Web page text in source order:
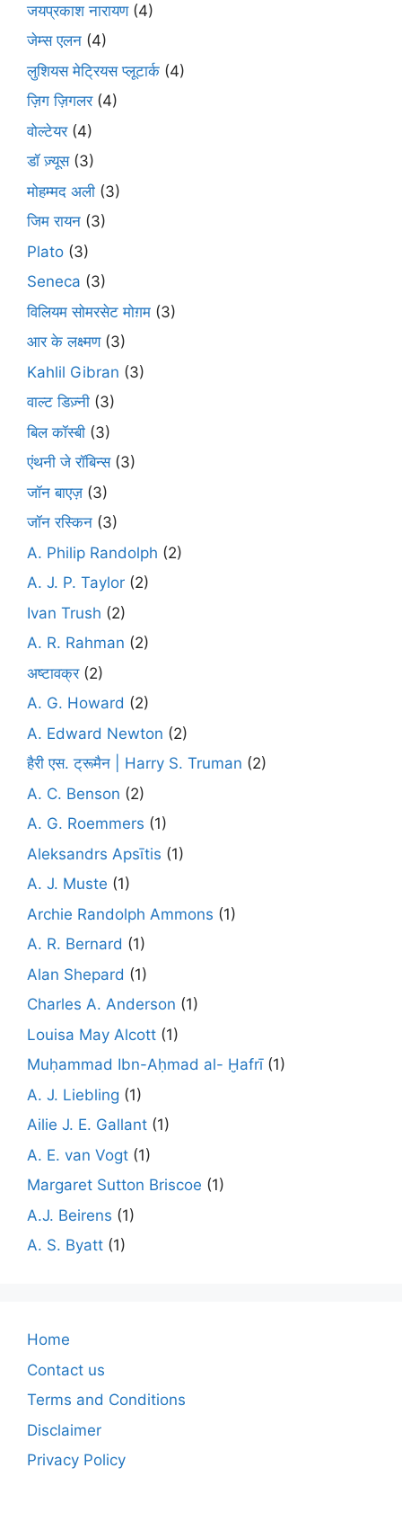
जयप्रकाश नारायण(4)
जेम्स एलन (4)
लुशियस मेट्रियस प्लूटार्क (4)
ज़िग ज़िगलर(4)
वोल्टेयर(4)
डॉ ज़्यूस(3)
मोहम्मद अली (3)
जिम रायन (3)
Plato (3)
Seneca (3)
विलियम सोमरसेट मोग़म (3)
आर के लक्ष्मण(3)
Kahlil Gibran (3)
वाल्ट डिज़्नी (3)
बिल कॉस्बी (3)
एंथनी जे रॉबिन्स(3)
जॉन बाएज़ (3)
जॉन रस्किन (3)
A. Philip Randolph (2)
A. J. P. Taylor (2)
Ivan Trush (2)
A. R. Rahman (2)
अष्टावक्र(2)
A. G. Howard (2)
A. Edward Newton (2)
हैरी एस. ट्रूमैन | Harry S. Truman (2)
A. C. Benson (2)
A. G. Roemmers (1)
Aleksandrs Apsītis (1)
A. J. Muste (1)
Archie Randolph Ammons (1)
A. R. Bernard (1)
Alan Shepard (1)
Charles A. Anderson (1)
Louisa May Alcott (1)
Muḥammad Ibn-Aḥmad al- Ḫafrī(1)
A. J. Liebling (1)
Ailie J. E. Gallant (1)
A. E. van Vogt (1)
Margaret Sutton Briscoe (1)
A.J. Beirens (1)
A. S. Byatt (1)
Home
Contact us
Terms and Conditions
Disclaimer
Privacy Policy